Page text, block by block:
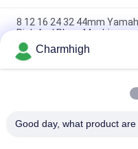
8 12 16 24 32 44mm
Pick And Place Machine
Pengumpan Listrik
and Place DIY, Mesin SMT
Fuji NXT Electric SMT
Charmhigh
Good day, what product